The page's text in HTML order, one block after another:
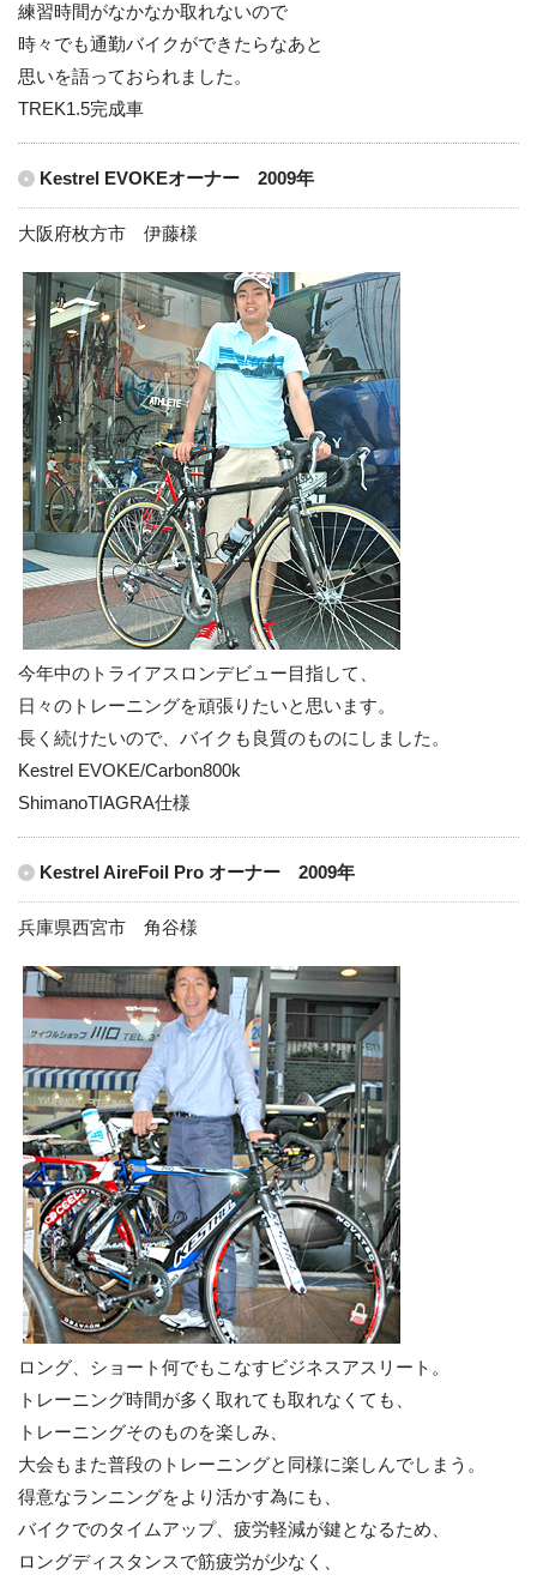
練習時間がなかなか取れないので
時々でも通勤バイクができたらなあと
思いを語っておられました。
TREK1.5完成車
Kestrel EVOKEオーナー 2009年
大阪府枚方市 伊藤様
今年中のトライアスロンデビュー目指して、
日々のトレーニングを頑張りたいと思います。
長く続けたいので、バイクも良質のものにしました。
Kestrel EVOKE/Carbon800k
ShimanoTIAGRA仕様
Kestrel AireFoil Pro オーナー 2009年
兵庫県西宮市 角谷様
ロング、ショート何でもこなすビジネスアスリート。
トレーニング時間が多く取れても取れなくても、
トレーニングそのものを楽しみ、
大会もまた普段のトレーニングと同様に楽しんでしまう。
得意なランニングをより活かす為にも、
バイクでのタイムアップ、疲労軽減が鍵となるため、
ロングディスタンスで筋疲労が少なく、